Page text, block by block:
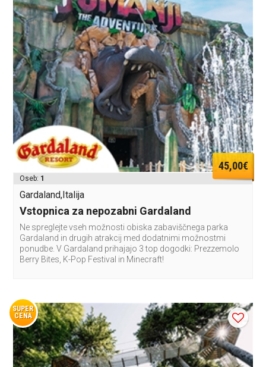
45,00€
Oseb: 1
Gardaland,Italija
Vstopnica za nepozabni Gardaland
Ne spreglejte vseh možnosti obiska zabaviščnega parka
Gardaland in drugih atrakcij med dodatnimi možnostmi
ponudbe. V Gardaland prihajajo 3 top dogodki: Prezzemolo
Berry Bites, K-Pop Festival in Minecraft!
SUPER
CENA